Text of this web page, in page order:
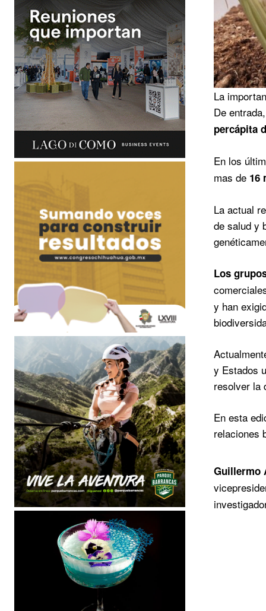
La
De
percápita
En los
mas de 16
La actual
de salud y
Los
y han
y Estados
resolver la
En esta
relaciones
Guillermo